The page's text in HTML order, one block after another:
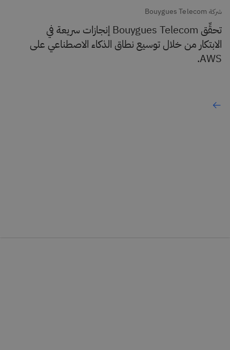
شركة Bouygues Telecom
تحقِّق Bouygues Telecom إنجازات سريعة في
الابتكار من خلال توسيع نطاق الذكاء الاصطناعي على
AWS.